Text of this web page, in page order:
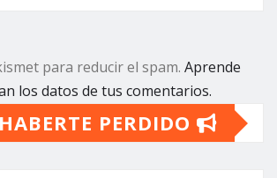
para reducir el spam. Aprende
los datos de tus comentarios.
PERDIDO